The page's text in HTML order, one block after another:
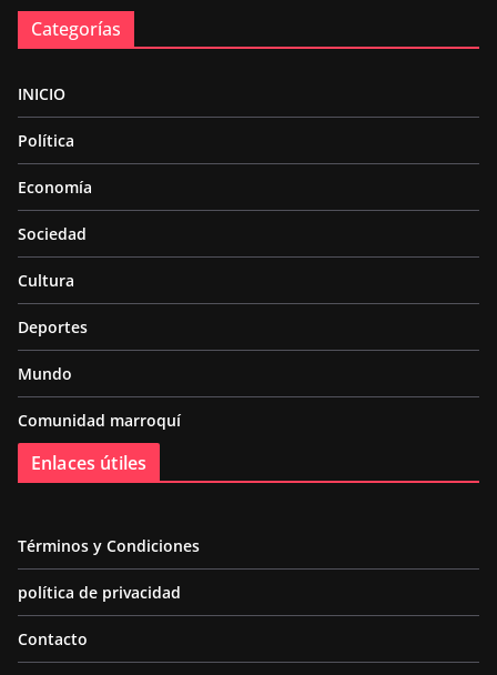
Categorías
INICIO
Política
Economía
Sociedad
Cultura
Deportes
Mundo
Comunidad marroquí
Enlaces útiles
Términos y Condiciones
política de privacidad
Contacto